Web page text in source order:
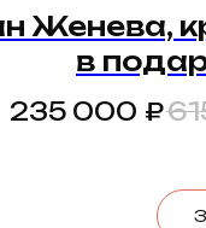
Женева,
в
235 000 ₽